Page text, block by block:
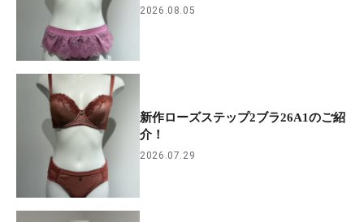
2026.08.05
新作ローズステップ2ブラ26A1のご紹
介！
2026.07.29